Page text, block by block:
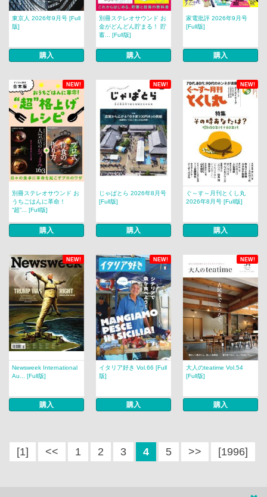
東京人 2026年9月号 [Full
版]
購入
別冊ステレオサウンド お
金がどんどん貯まる！ 貯
蓄... [Full版]
購入
家電批評 2026年9月号
[Full版]
購入
NEW! NEW! NEW!
別冊ステレオサウンド お
うちごはんに革命！
“超”... [Full版]
購入
じゃぱとら 2026年8月号
[Full版]
購入
ぐ～す～月刊とくし丸
2026年8月号 [Full版]
購入
NEW! NEW! NEW!
Newsweek International
Au... [Full版]
購入
イタリア好き Vol.66 [Full
版]
購入
大人のteatime Vol.54
[Full版]
購入
[1] << 1 2 3 4 5 >> [1996]